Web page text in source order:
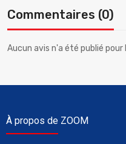
Commentaires (0)
Aucun avis n'a été publié
À propos de ZOOM